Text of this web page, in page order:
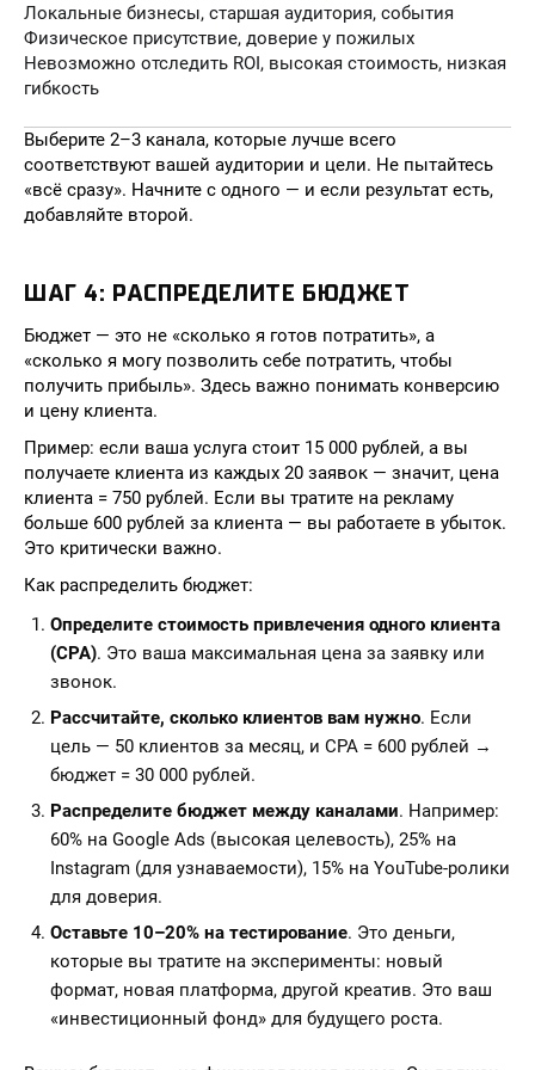
Локальные бизнесы, старшая аудитория, события
Физическое присутствие, доверие у пожилых
Невозможно отследить ROI, высокая стоимость, низкая
гибкость
Выберите 2–3 канала, которые лучше всего
соответствуют вашей аудитории и цели. Не пытайтесь
«всё сразу». Начните с одного — и если результат есть,
добавляйте второй.
ШАГ 4: РАСПРЕДЕЛИТЕ БЮДЖЕТ
Бюджет — это не «сколько я готов потратить», а
«сколько я могу позволить себе потратить, чтобы
получить прибыль». Здесь важно понимать конверсию
и цену клиента.
Пример: если ваша услуга стоит 15 000 рублей, а вы
получаете клиента из каждых 20 заявок — значит, цена
клиента = 750 рублей. Если вы тратите на рекламу
больше 600 рублей за клиента — вы работаете в убыток.
Это критически важно.
Как распределить бюджет:
Определите стоимость привлечения одного клиента
(CPA). Это ваша максимальная цена за заявку или
звонок.
Рассчитайте, сколько клиентов вам нужно. Если
цель — 50 клиентов за месяц, и CPA = 600 рублей →
бюджет = 30 000 рублей.
Распределите бюджет между каналами. Например:
60% на Google Ads (высокая целевость), 25% на
Instagram (для узнаваемости), 15% на YouTube-ролики
для доверия.
Оставьте 10–20% на тестирование. Это деньги,
которые вы тратите на эксперименты: новый
формат, новая платформа, другой креатив. Это ваш
«инвестиционный фонд» для будущего роста.